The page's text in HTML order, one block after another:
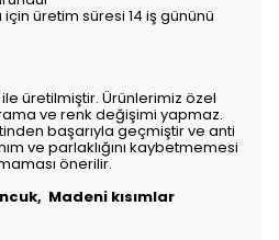
üretim süresi 14 iş gününü
üretilmiştir. Ürünlerimiz özel
ve renk değişimi yapmaz.
başarıyla geçmiştir ve anti
ve parlaklığını kaybetmemesi
önerilir.
Madeni kısımlar